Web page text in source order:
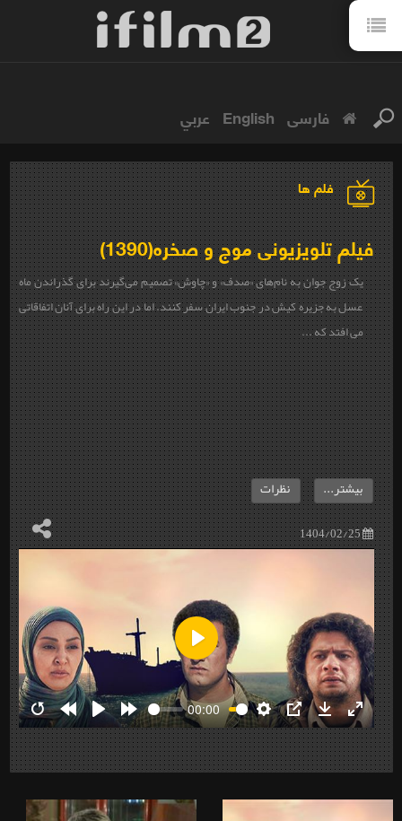
فارسی English عربي
فلم ها
فیلم تلویزیونی موج و صخره(1390)
یک زوج جوان به نام‌های «صدف» و «چاوش» تصمیم می‌گیرند برای گذراندن ماه
عسل به جزیره کیش در جنوب ایران سفر کنند. اما در این راه برای آنان اتفاقاتی
می افتد که ...
1404/02/25
بیشتر... نظرات
RestartRewind
10s
Play Forward
10s
00:00
Settings
PIP Download
Enter
Play